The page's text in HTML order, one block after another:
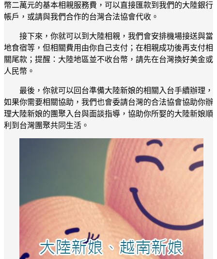
幣二萬元的基本相親服務費，可以直接匯款到我們的大陸銀行
帳戶，或請與我們合作的台灣合法協會代收。
接下來，你就可以到大陸相親，我們會安排機場接送與當
地食宿等，但相關費用由你自己支付；在相親成功後再支付相
關尾款；提醒：大陸地區並不收台幣，請先在台灣換好美金或
人民幣。
最後，你就可以回台準備大陸新娘的相關入台手續辦理，
如果你需要相關協助，我們也會委請台灣的合法協會協助你辦
理大陸新娘的團聚入台與面談指導，協助你所娶的大陸新娘順
利到台灣團聚共同生活。